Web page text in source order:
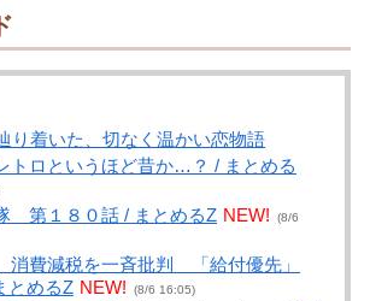
り着いた、切なく温かい恋物語
トロというほど昔か…？ / まとめる
第１８０話 / まとめるZ NEW!
(8/6
消費減税を一斉批判 「給付優先」
とめるZ NEW! (8/6 16:05)